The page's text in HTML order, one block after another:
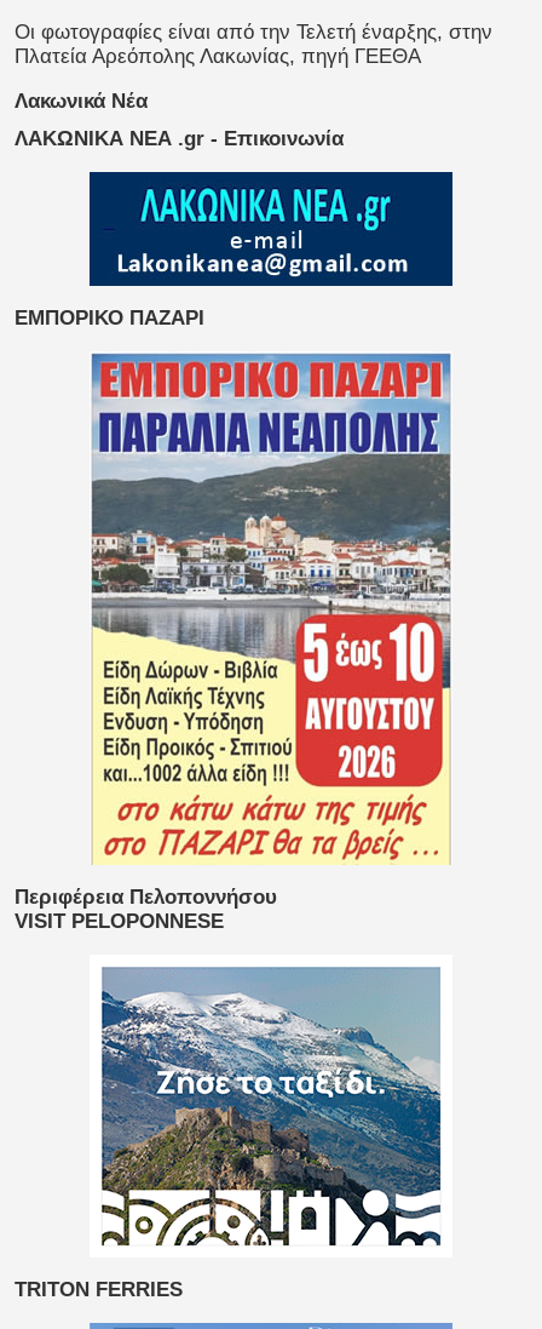
Οι φωτογραφίες είναι από την Τελετή έναρξης, στην
Πλατεία Αρεόπολης Λακωνίας, πηγή ΓΕΕΘΑ
Λακωνικά Νέα
ΛΑΚΩΝΙΚΑ ΝΕΑ .gr - Επικοινωνία
ΕΜΠΟΡΙΚΟ ΠΑΖΑΡΙ
Περιφέρεια Πελοποννήσου
VISIT PELOPONNESE
TRITON FERRIES